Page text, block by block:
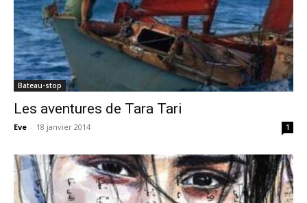
Bateau-stop
Les aventures de Tara Tari
Eve - 18 janvier 2014 1